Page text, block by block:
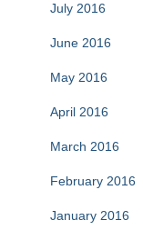
July 2016
June 2016
May 2016
April 2016
March 2016
February 2016
January 2016